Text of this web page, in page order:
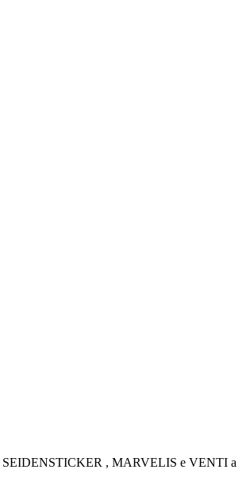
, SEIDENSTICKER , MARVELIS e VENTI a